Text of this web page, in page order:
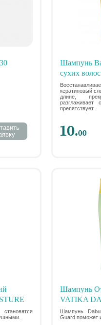
Шампунь
сухих
протеином,
кератиновый
длине,
препятствует...
10.00
200
Шампунь
VATIKA
Шампунь
Guard поможет